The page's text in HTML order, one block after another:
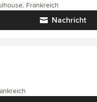
Nachricht
Frankreich